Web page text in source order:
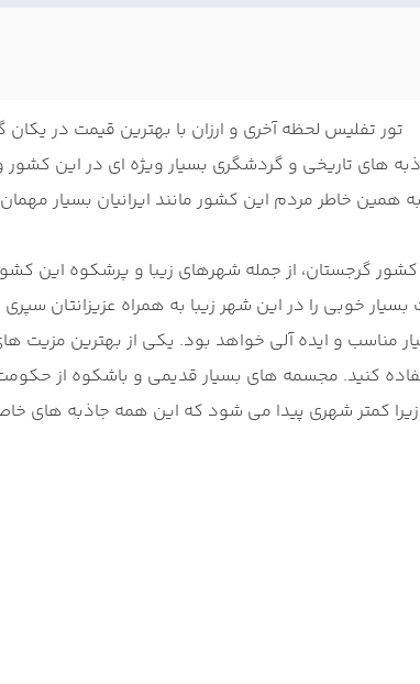
تور تفلیس لحظه آخری و ارزان با بهترین قیمت در
های تاریخی و گردشگری بسیار ویژه ای در این
همین خاطر مردم این کشور مانند ایرانیان بسیار
کشور گرجستان، از جمله شهرهای زیبا و پرشکوه
خوبی را در این شهر زیبا به همراه عزیزانتان
مناسب و ایده آلی خواهد بود. یکی از بهترین
کنید. مجسمه های بسیار قدیمی و باشکوه از
کمتر شهری پیدا می شود که این همه جاذبه های